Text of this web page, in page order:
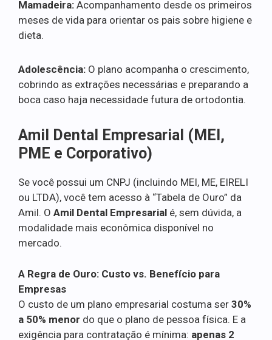
Mamadeira: Acompanhamento desde os primeiros
meses de vida para orientar os pais sobre higiene e
dieta.
Adolescência: O plano acompanha o crescimento,
cobrindo as extrações necessárias e preparando a
boca caso haja necessidade futura de ortodontia.
Amil Dental Empresarial (MEI,
PME e Corporativo)
Se você possui um CNPJ (incluindo MEI, ME, EIRELI
ou LTDA), você tem acesso à “Tabela de Ouro” da
Amil. O Amil Dental Empresarial é, sem dúvida, a
modalidade mais econômica disponível no
mercado.
A Regra de Ouro: Custo vs. Benefício para
Empresas
O custo de um plano empresarial costuma ser 30%
a 50% menor do que o plano de pessoa física. E a
exigência para contratação é mínima: apenas 2